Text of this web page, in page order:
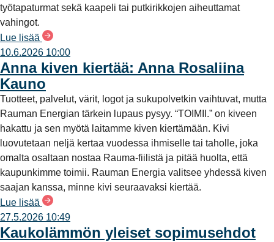
työtapaturmat sekä kaapeli tai putkirikkojen aiheuttamat
vahingot.
Lue lisää
10.6.2026 10:00
Anna kiven kiertää: Anna Rosaliina
Kauno
Tuotteet, palvelut, värit, logot ja sukupolvetkin vaihtuvat, mutta
Rauman Energian tärkein lupaus pysyy. “TOIMII.” on kiveen
hakattu ja sen myötä laitamme kiven kiertämään. Kivi
luovutetaan neljä kertaa vuodessa ihmiselle tai taholle, joka
omalta osaltaan nostaa Rauma-fiilistä ja pitää huolta, että
kaupunkimme toimii. Rauman Energia valitsee yhdessä kiven
saajan kanssa, minne kivi seuraavaksi kiertää.
Lue lisää
27.5.2026 10:49
Kaukolämmön yleiset sopimusehdot